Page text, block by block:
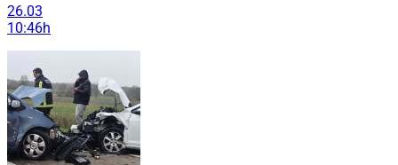
26.03
10:46h